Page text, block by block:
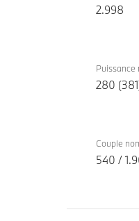
2.998
Puissance
280
Couple
540 /